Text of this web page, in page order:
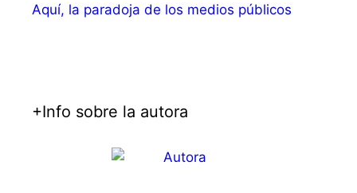
Aquí, la paradoja de los medios públicos
+Info sobre la autora